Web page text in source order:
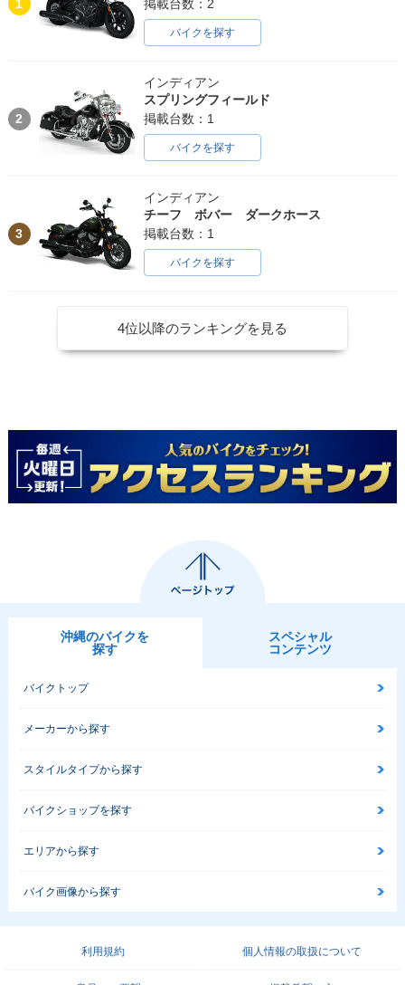
1
掲載台数：2
バイクを探す
2
インディアン
スプリングフィールド
掲載台数：1
バイクを探す
3
インディアン
チーフ ボバー ダークホース
掲載台数：1
バイクを探す
4位以降のランキングを見る
沖縄のバイクを
探す
スペシャル
コンテンツ
バイクトップ
メーカーから探す
スタイルタイプから探す
バイクショップを探す
エリアから探す
バイク画像から探す
利用規約 個人情報の取扱について